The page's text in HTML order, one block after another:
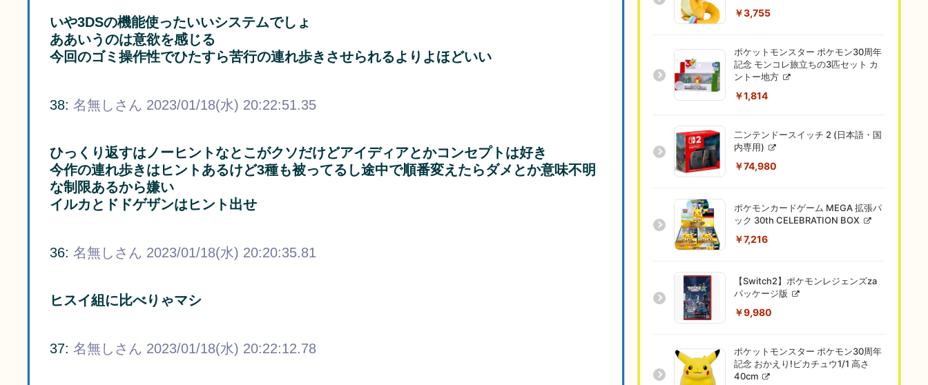
いや3DSの機能使ったいいシステムでしょ
ああいうのは意欲を感じる
今回のゴミ操作性でひたすら苦行の連れ歩きさせられるよりよほどいい
38: 名無しさん 2023/01/18(水) 20:22:51.35
ひっくり返すはノーヒントなとこがクソだけどアイディアとかコンセプトは好き
今作の連れ歩きはヒントあるけど3種も被ってるし途中で順番変えたらダメとか意味不明
な制限あるから嫌い
イルカとドドゲザンはヒント出せ
36: 名無しさん 2023/01/18(水) 20:20:35.81
ヒスイ組に比べりゃマシ
37: 名無しさん 2023/01/18(水) 20:22:12.78
￥3,755
ポケットモンスター ポケモン30周年
記念 モンコレ旅立ちの3匹セット カ
ントー地方
￥1,814
二ンテンドースイッチ 2 (日本語・国
内専用)
￥74,980
ポケモンカードゲーム MEGA 拡張パ
ック 30th CELEBRATION BOX
￥7,216
【Switch2】ポケモンレジェンズza
パッケージ版
￥9,980
ポケットモンスター ポケモン30周年
記念 おかえり!ピカチュウ1/1 高さ
40cm